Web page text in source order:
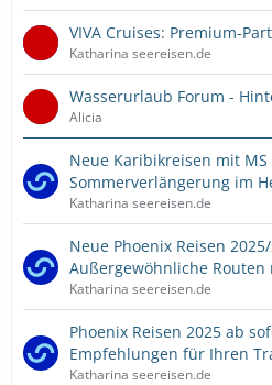
VIVA Cruises: Premium-
Katharina seereisen.de
Wasserurlaub Forum -
Alicia
Neue Karibikreisen mit MS
Sommerverlängerung im
Katharina seereisen.de
Neue Phoenix Reisen
Außergewöhnliche
Katharina seereisen.de
Phoenix Reisen 2025 ab
Empfehlungen für Ihren
Katharina seereisen.de